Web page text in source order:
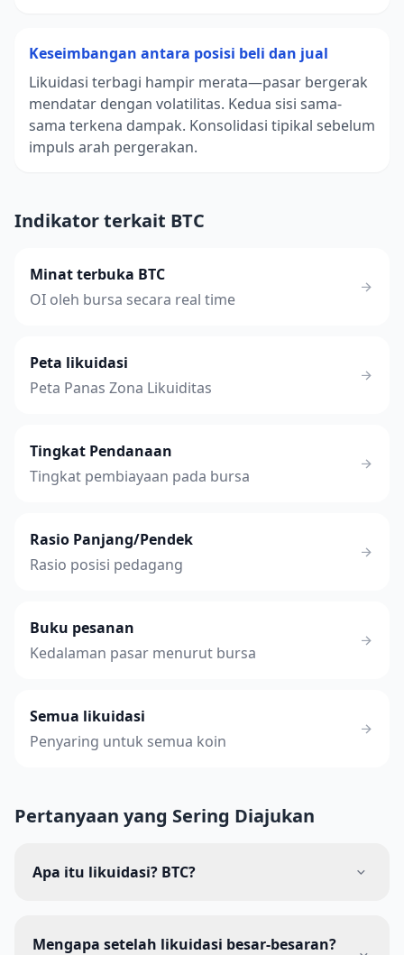
Keseimbangan antara posisi beli dan jual
Likuidasi terbagi hampir merata—pasar bergerak
mendatar dengan volatilitas. Kedua sisi sama-
sama terkena dampak. Konsolidasi tipikal sebelum
impuls arah pergerakan.
Indikator terkait BTC
Minat terbuka BTC
OI oleh bursa secara real time
Peta likuidasi
Peta Panas Zona Likuiditas
Tingkat Pendanaan
Tingkat pembiayaan pada bursa
Rasio Panjang/Pendek
Rasio posisi pedagang
Buku pesanan
Kedalaman pasar menurut bursa
Semua likuidasi
Penyaring untuk semua koin
Pertanyaan yang Sering Diajukan
Apa itu likuidasi? BTC?
Mengapa setelah likuidasi besar-besaran?